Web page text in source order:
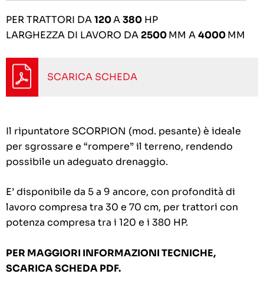
PER TRATTORI DA120A380 HP
LARGHEZZA DI LAVORO DA2500MM A4000MM
SCARICA SCHEDA
Il ripuntatore SCORPION (mod. pesante) è ideale
per sgrossare e “rompere” il terreno, rendendo
possibile un adeguato drenaggio.
E’ disponibile da 5 a 9 ancore, con profondità di
lavoro compresa tra 30 e 70 cm, per trattori con
potenza compresa tra i 120 e i 380 HP.
PER MAGGIORI INFORMAZIONI TECNICHE,
SCARICA SCHEDA PDF.